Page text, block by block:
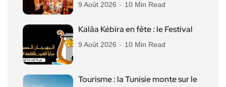
9 Août 2026 10 Min Read
Kalâa Kébira en fête : le Festival
9 Août 2026 10 Min Read
Tourisme : la Tunisie monte sur le